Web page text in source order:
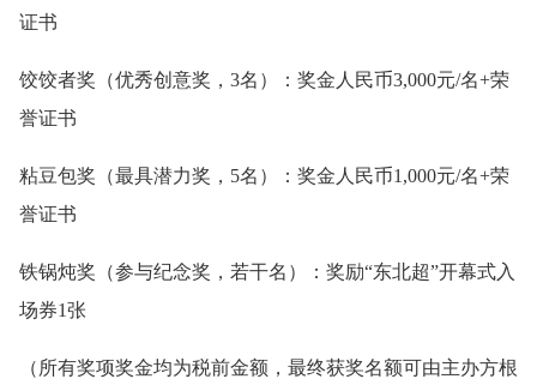
证书
饺饺者奖（优秀创意奖，3名）：奖金人民币3,000元/名+荣
誉证书
粘豆包奖（最具潜力奖，5名）：奖金人民币1,000元/名+荣
誉证书
铁锅炖奖（参与纪念奖，若干名）：奖励“东北超”开幕式入
场券1张
（所有奖项奖金均为税前金额，最终获奖名额可由主办方根